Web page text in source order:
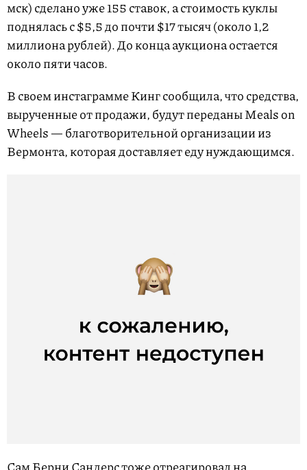
мск) сделано уже 155 ставок, а стоимость куклы
поднялась с $5,5 до почти $17 тысяч (около 1,2
миллиона рублей). До конца аукциона остается
около пяти часов.
В своем инстаграмме Кинг сообщила, что средства,
вырученные от продажи, будут переданы Meals on
Wheels — благотворительной организации из
Вермонта, которая доставляет еду нуждающимся.
Сам Берни Сандерс тоже отреагировал на